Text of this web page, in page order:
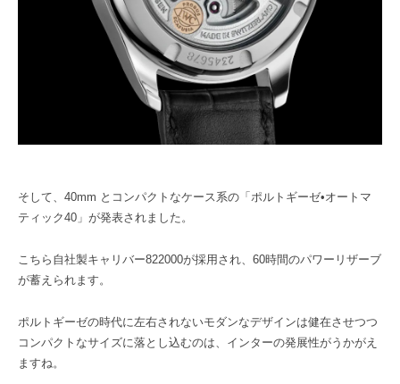
そして、40mm とコンパクトなケース系の「ポルトギーゼ•オートマ
ティック40」が発表されました。
こちら自社製キャリバー822000が採用され、60時間のパワーリザーブ
が蓄えられます。
ポルトギーゼの時代に左右されないモダンなデザインは健在させつつ
コンパクトなサイズに落とし込むのは、インターの発展性がうかがえ
ますね。